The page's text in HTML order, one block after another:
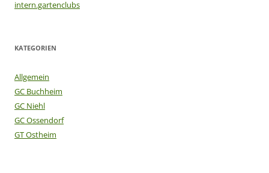
intern.gartenclubs
KATEGORIEN
Allgemein
GC Buchheim
GC Niehl
GC Ossendorf
GT Ostheim